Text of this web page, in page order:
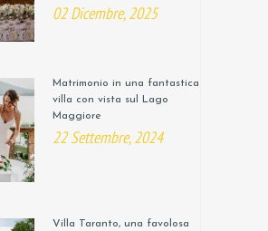
02 Dicembre, 2025
Matrimonio in una fantastica
villa con vista sul Lago
Maggiore
22 Settembre, 2024
Villa Taranto, una favolosa